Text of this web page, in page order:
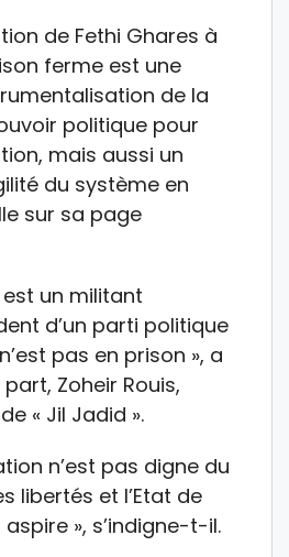
de Fethi Ghares à
ferme est une
de la
politique pour
mais aussi un
du système en
sur sa page
est un militant
d’un parti politique
pas en prison », a
Zoheir Rouis,
« Jil Jadid ».
n’est pas digne du
libertés et l’Etat de
», s’indigne-t-il.